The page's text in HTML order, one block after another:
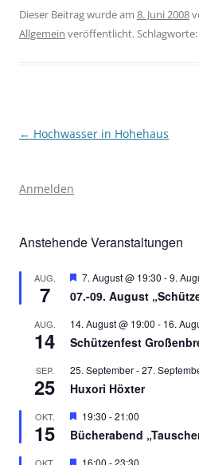
Dieser Beitrag wurde am 8. Juni 2008
Allgemein veröffentlicht. Schlagworte:
Beitragsnavigation
← Hochwasser in Hohehaus
Anmelden
Anstehende Veranstaltungen
AUG.
7
Hervorgehoben
7. August @ 19:30 -9.
07.-09. August
AUG.
14
14. August @ 19:00 - 16.
Schützenfest
SEP.
25
25. September-27.
Huxori Höxter
OKT.
15
Hervorgehoben
19:30 -21:00
Bücherabend
Hervorgehoben